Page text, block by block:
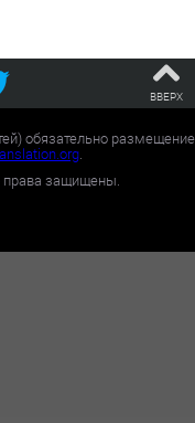
ВВЕРХ
обязательно размещение
.
права защищены.